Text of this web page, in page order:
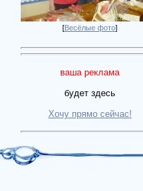
[Весёлые фото]
ваша реклама
будет здесь
Хочу прямо сейчас!